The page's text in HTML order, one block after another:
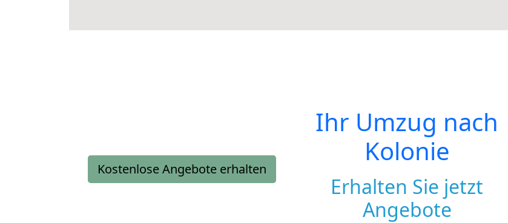
Kostenlose Angebote erhalten
Ihr Umzug nach
Kolonie
Erhalten Sie jetzt
Angebote